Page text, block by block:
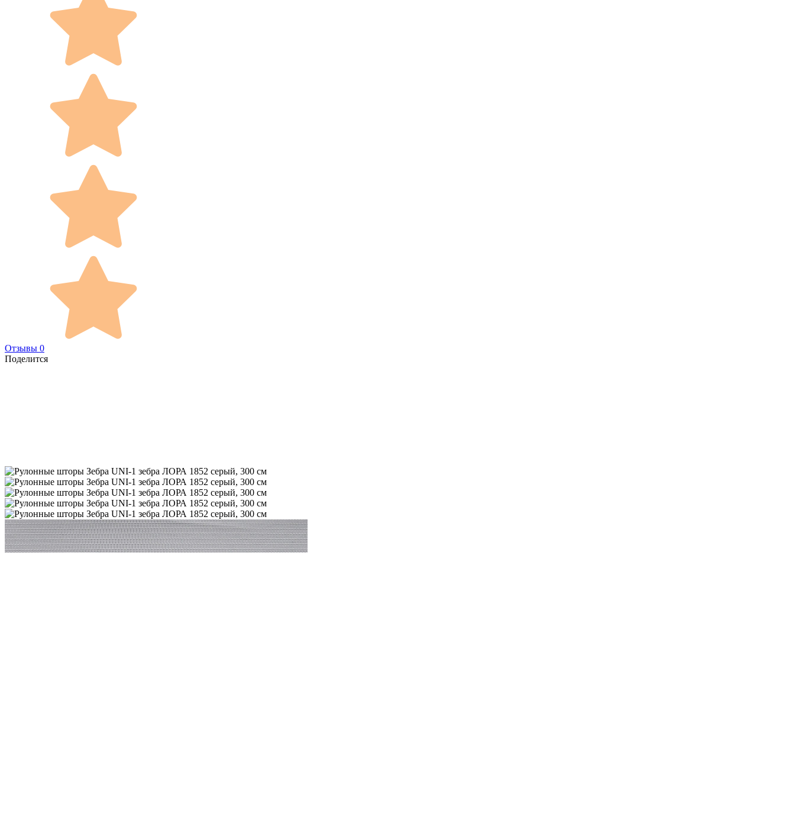
Отзывы 0
Поделится